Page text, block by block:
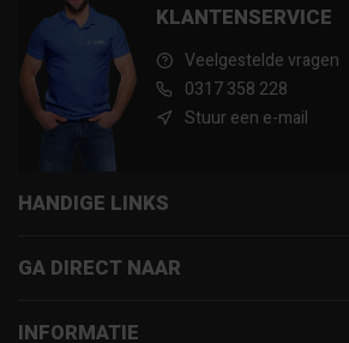
KLANTENSERVICE
Veelgestelde vragen
0317 358 228
Stuur een e-mail
HANDIGE LINKS
GA DIRECT NAAR
INFORMATIE